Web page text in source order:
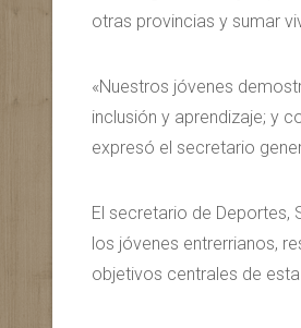
otras provincias y sumar
«Nuestros jóvenes
inclusión y aprendizaje; y
expresó el secretario
El secretario de
los jóvenes entrerrianos,
objetivos centrales de